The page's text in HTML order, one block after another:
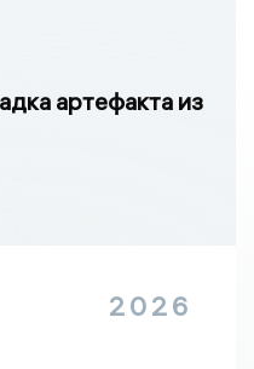
артефакта из
2026